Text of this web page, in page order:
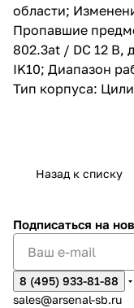
области;
Пропавшие
802.3at / DC 12 В,
IK10; Диапазон
Тип корпуса:
Назад к списку
Подписаться на
8 (495) 933-81-88
sales@arsenal-sb.ru